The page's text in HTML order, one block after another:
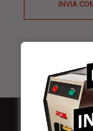
INVIA